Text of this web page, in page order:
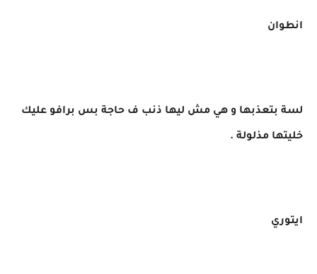
انطوان
لسة بتعذبها و هي مش ليها ذنب ف حاجة بس برافو عليك
خليتها مذلولة .
ايتوري